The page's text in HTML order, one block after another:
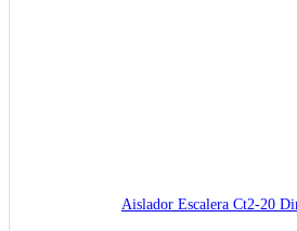
Aislador Escalera Ct2-20